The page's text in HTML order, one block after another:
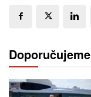
Doporučujeme